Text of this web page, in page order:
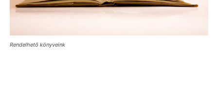
Rendelhető könyveink